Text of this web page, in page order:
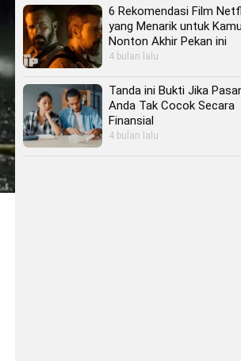
6 Rekomendasi Film
yang Menarik untuk Kamu
Nonton Akhir Pekan ini
4 bulan lalu
Tanda ini Bukti Jika
Anda Tak Cocok Secara
Finansial
4 bulan lalu